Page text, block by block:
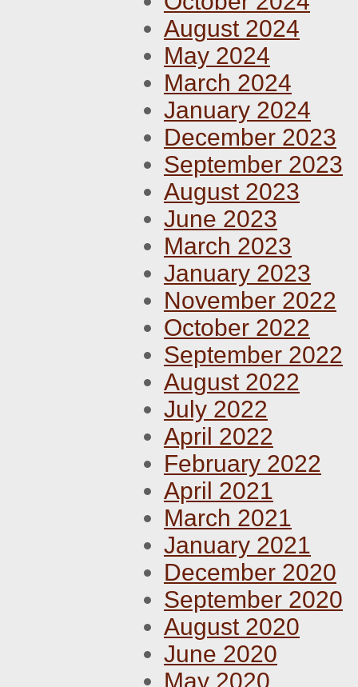
August 2024
May 2024
March 2024
January 2024
December 2023
September 2023
August 2023
June 2023
March 2023
January 2023
November 2022
October 2022
September 2022
August 2022
July 2022
April 2022
February 2022
April 2021
March 2021
January 2021
December 2020
September 2020
August 2020
June 2020
May 2020